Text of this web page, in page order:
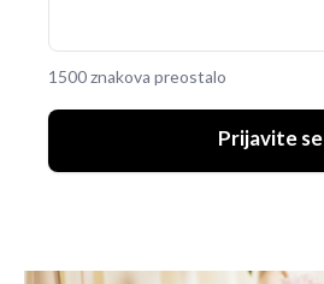
1500 znakova preostalo
Prijavite se